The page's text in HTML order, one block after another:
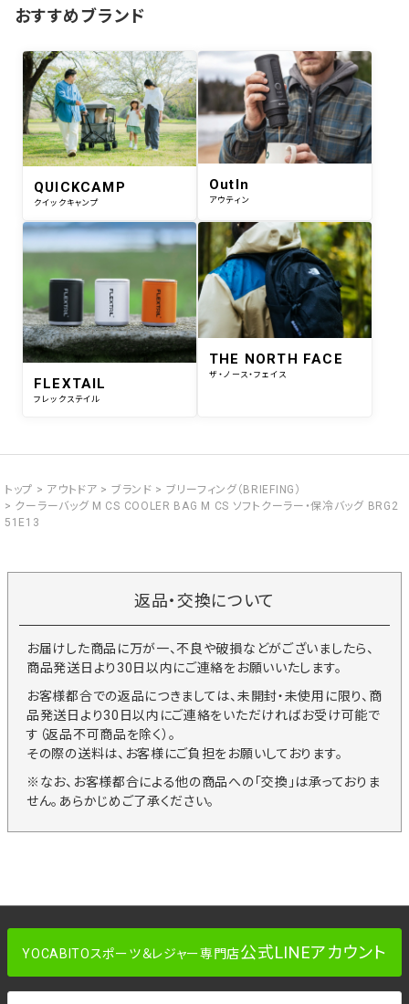
おすすめブランド
QUICKCAMP
クイックキャンプ
OutIn
アウティン
FLEXTAIL
フレックステイル
THE NORTH FACE
ザ・ノース・フェイス
トップ アウトドア ブランド
ブリーフィング（BRIEFING）
クーラーバッグ M CS COOLER BAG M CS ソフトクーラー・保冷バッグ BRG2
51E13
返品・交換について
お届けした商品に万が一、不良や破損などがございましたら、
商品発送日より30日以内にご連絡をお願いいたします。
お客様都合での返品につきましては、未開封・未使用に限り、商
品発送日より30日以内にご連絡をいただければお受け可能で
す（返品不可商品を除く）。
その際の送料は、お客様にご負担をお願いしております。
※なお、お客様都合による他の商品への「交換」は承っておりま
せん。あらかじめご了承ください。
YOCABITOスポーツ＆レジャー専門店公式LINEアカウント